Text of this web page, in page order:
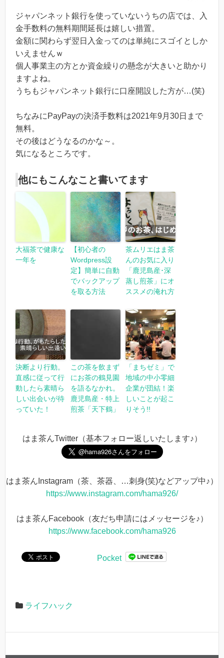
ジャパンネット銀行を使っていないうちの店では、入
金手数料の無料期間延長は嬉しい措置。
金額に関わらず翌日入金ってのは単純にスゴイとしか
いえませんｗ
個人事業主の方とか資金繰りの懸念が大きいと助かり
ますよね。
うちもジャパンネット銀行に口座開設した方が…(笑)
ちなみにPayPayの決済手数料は2021年9月30日まで
無料。
その後はどうなるのかな～。
気になるところです。
他にもこんなこと書いてます
大福茶で健康な
一年を
【初心者の
Wordpress設
定】簡単に自動
でバックアップ
を取る方法
茶ムリエはま茶
んのお気に入り
「鹿児島産･深
蒸し煎茶」にオ
ススメの淹れ方
決断より行動。
直感に従って行
動したら素晴ら
しい出会いが待
っていた！
この茶を飲まず
にお茶の鶴見園
を語るなかれ。
鹿児島産・特上
煎茶「天下鶴」
「まちゼミ」で
地域の中小零細
企業が団結！楽
しいことが起こ
りそう!!
はま茶んTwitter（基本フォロー返しいたします♪）
はま茶んInstagram（茶、茶器、…刺身(笑)などアップ中♪）
https://www.instagram.com/hama926/
はま茶んFacebook（友だち申請にはメッセージを♪）
https://www.facebook.com/hama926
Pocket
ライフハック